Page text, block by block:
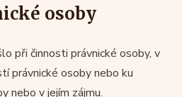
osoby
při činnosti právnické osoby, v
právnické osoby nebo ku
nebo v jejím zájmu.